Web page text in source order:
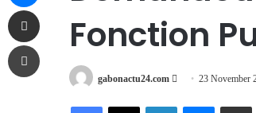
Fonction
gabonactu24.com
Send 23 November
FacebookX LinkedIn